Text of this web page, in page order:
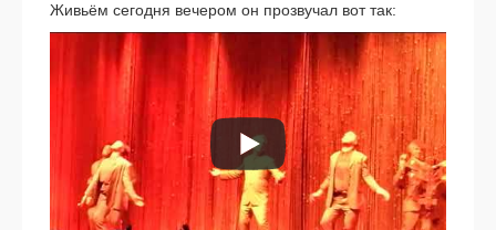
Живьём сего­дня вече­ром он про­зву­чал вот так: